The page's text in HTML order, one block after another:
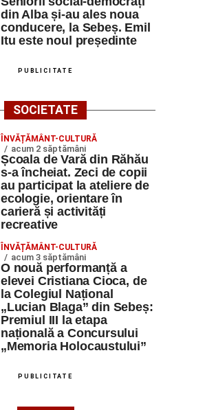
din Alba și-au ales noua
conducere, la Sebeș. Emil
Itu este noul președinte
PUBLICITATE
SOCIETATE
ÎNVĂȚĂMÂNT-CULTURĂ
acum 2 săptămâni
Școala de Vară din Răhău
s-a încheiat. Zeci de copii
au participat la ateliere de
ecologie, orientare în
carieră și activități
recreative
ÎNVĂȚĂMÂNT-CULTURĂ
acum 3 săptămâni
O nouă performanță a
elevei Cristiana Cioca, de
la Colegiul Național
„Lucian Blaga” din Sebeș:
Premiul III la etapa
națională a Concursului
„Memoria Holocaustului”
PUBLICITATE